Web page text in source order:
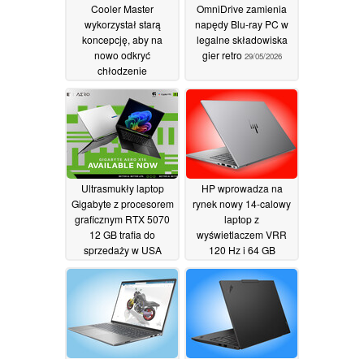
Cooler Master
wykorzystał starą
koncepcję, aby na
nowo odkryć
chłodzenie
04/06/2026
OmniDrive zamienia
napędy Blu-ray PC w
legalne składowiska
gier retro 29/05/2026
Ultrasmukły laptop
Gigabyte z procesorem
graficznym RTX 5070
12 GB trafia do
sprzedaży w USA
27/05/2026
HP wprowadza na
rynek nowy 14-calowy
laptop z
wyświetlaczem VRR
120 Hz i 64 GB
25/05/2026